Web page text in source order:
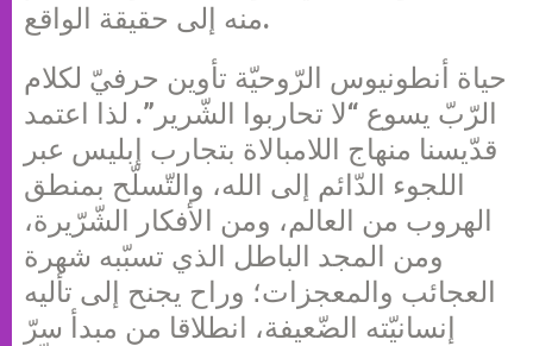
منه إلى حقيقة الواقع.
حياة أنطونيوس الرّوحيّة تأوين حرفيّ لكلام
الرّبّ يسوع “لا تحاربوا الشّرير”. لذا اعتمد
قدّيسنا منهاج اللامبالاة بتجارب إبليس عبر
اللجوء الدّائم إلى الله، والتّسلّح بمنطق
الهروب من العالم، ومن الأفكار الشّرّيرة،
ومن المجد الباطل الذي تسبّبه شهرة
العجائب والمعجزات؛ وراح يجنح إلى تأليه
إنسانيّته الضّعيفة، انطلاقا من مبدأ سرّ